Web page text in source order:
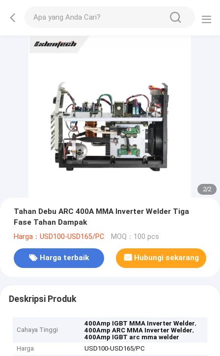
2/2
Tahan Debu ARC 400A MMA Inverter Welder Tiga
Fase Tahan Dampak
Harga：USD100-USD165/PC MOQ：100 pcs
Harga terbaik Hubungi sekarang
Deskripsi Produk
Cahaya Tinggi
400Amp IGBT MMA Inverter Welder,
400Amp ARC MMA Inverter Welder,
400Amp IGBT arc mma welder
Harga
USD100-USD165/PC